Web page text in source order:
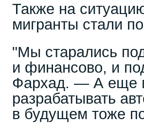
Также на
мигранты стали
"Мы старались
и финансово, и
Фархад. — А еще
разрабатывать
в будущем тоже